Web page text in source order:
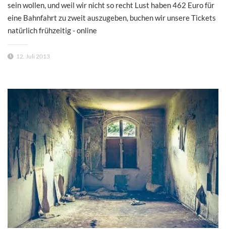
sein wollen, und weil wir nicht so recht Lust haben 462 Euro für
eine Bahnfahrt zu zweit auszugeben, buchen wir unsere Tickets
natürlich frühzeitig - online
12. Juli 2013